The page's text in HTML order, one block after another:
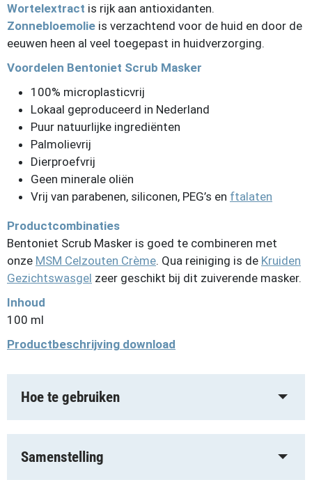
Wortelextract is rijk aan antioxidanten.
Zonnebloemolie is verzachtend voor de huid en door de
eeuwen heen al veel toegepast in huidverzorging.
Voordelen Bentoniet Scrub Masker
100% microplasticvrij
Lokaal geproduceerd in Nederland
Puur natuurlijke ingrediënten
Palmolievrij
Dierproefvrij
Geen minerale oliën
Vrij van parabenen, siliconen, PEG’s en ftalaten
Productcombinaties
Bentoniet Scrub Masker is goed te combineren met
onze MSM Celzouten Crème. Qua reiniging is de Kruiden
Gezichtswasgel zeer geschikt bij dit zuiverende masker.
Inhoud
100 ml
Productbeschrijving download
Hoe te gebruiken
Samenstelling